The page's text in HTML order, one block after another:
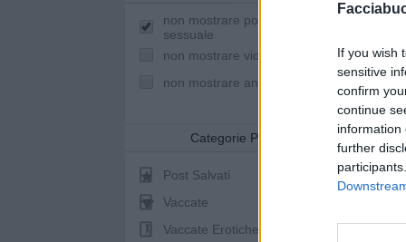
If you wish
sensitive
confirm
continue
information
further
non mostrare post a sfondo
sessuale
non mostrare video youtube
non mostrare animazioni
Categorie Post
Post Salvati
Vaccate
Vaccate Erotiche